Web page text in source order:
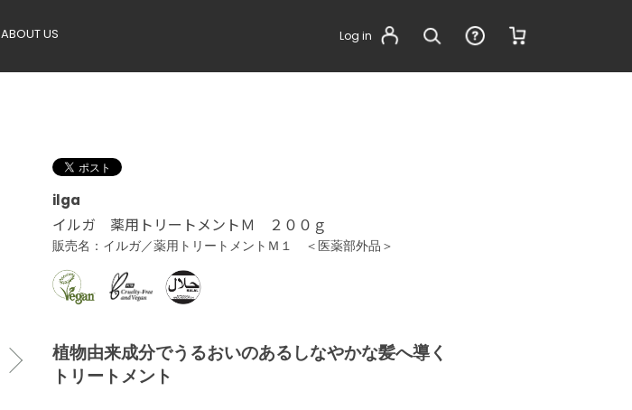
ABOUT US Log in
ilga
イルガ 薬用トリートメントＭ ２００ｇ
販売名：イルガ／薬用トリートメントＭ１ ＜医薬部外品＞
植物由来成分でうるおいのあるしなやかな髪へ導く
トリートメント